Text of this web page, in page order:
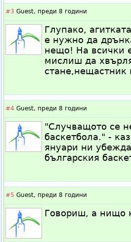
#3 Guest, преди 8 години
Глупако,
е нужно да
нещо! На всички
мислиш да
стане,нещастник
#4 Guest, преди 8 години
"Случващото се
баскетбола." -
януари ни
българския
#5 Guest, преди 8 години
Говориш, а нищо